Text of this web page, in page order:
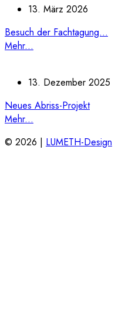
13. März 2026
Besuch der Fachtagung...
Mehr...
13. Dezember 2025
Neues Abriss-Projekt
Mehr...
© 2026 | LUMETH-Design